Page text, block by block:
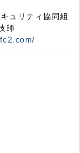
ュリティ協同組
師